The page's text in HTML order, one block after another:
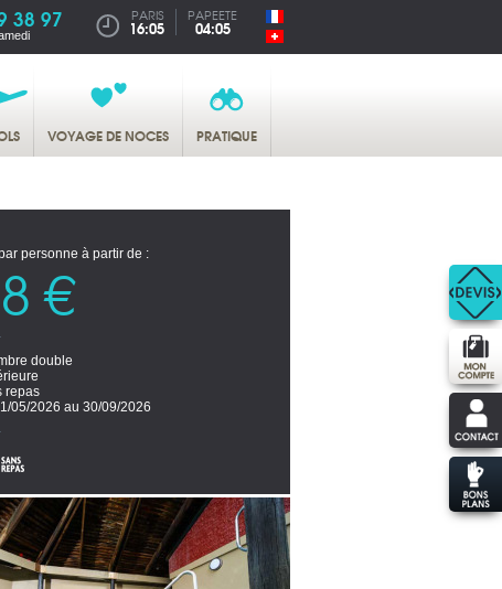
38 97 PARIS
16:05
PAPEETE
04:05
VOYAGE DE NOCES PRATIQUE
personne à partir de :
€
double
repas
05/2026 au 30/09/2026